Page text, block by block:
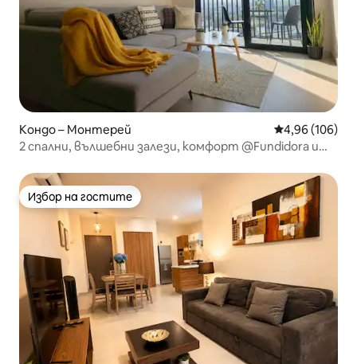
Кондо – Монтерей Средна
4,96 (106)
2 спални, вълшебни залези, комфорт @Fundidora и
Избор на гостите
Избор на гостите